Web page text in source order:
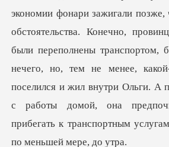
стоятельства. Конечно,
были переполнены транспортом,
нечего, но, тем не менее,
поселился и